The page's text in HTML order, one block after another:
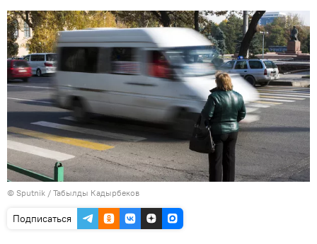
© Sputnik / Табылды Кадырбеков
Подписаться